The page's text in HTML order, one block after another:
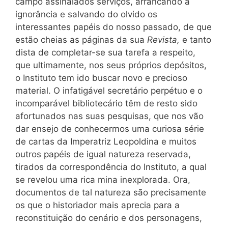
ignorância e salvando do olvido os
interessantes papéis do nosso passado, de que
estão cheias as páginas da sua Revista, e tanto
dista de completar-se sua tarefa a respeito,
que ultimamente, nos seus próprios depósitos,
o Instituto tem ido buscar novo e precioso
material. O infatigável secretário perpétuo e o
incomparável bibliotecário têm de resto sido
afortunados nas suas pesquisas, que nos vão
dar ensejo de conhecermos uma curiosa série
de cartas da Imperatriz Leopoldina e muitos
outros papéis de igual natureza reservada,
tirados da correspondência do Instituto, a qual
se revelou uma rica mina inexplorada. Ora,
documentos de tal natureza são precisamente
os que o historiador mais aprecia para a
reconstituição do cenário e dos personagens,